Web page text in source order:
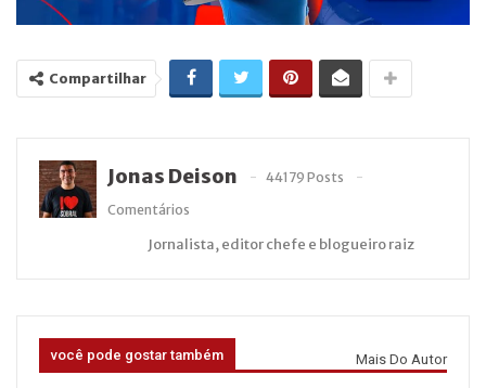
Compartilhar
Jonas Deison
44179 Posts
Comentários
Jornalista, editor chefe e blogueiro raiz
você pode gostar também Mais Do Autor